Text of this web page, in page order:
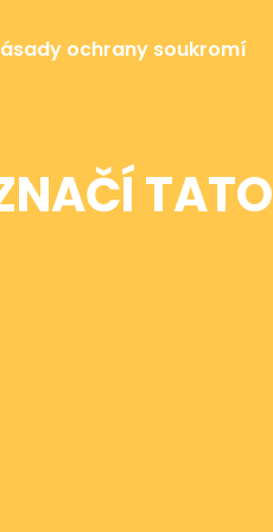
ochrany soukromí
TATO